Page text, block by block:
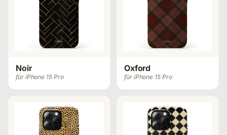
Noir
für iPhone 15 Pro
Oxford
für iPhone 15 Pro